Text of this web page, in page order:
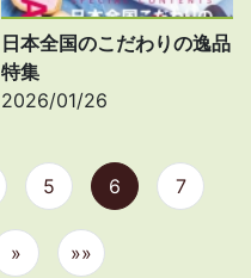
日本全国のこだわりの逸品
特集
2026/01/26
5 6 7
» »»